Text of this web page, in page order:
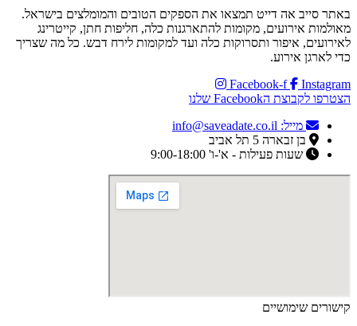
באתר סייב אה דייט תמצאו את הספקים הטובים והמומלצים בישראל.
מאולמות אירועים, מקומות להתארגנות כלה, חליפות חתן, קייטרינג
לאירועים, איפור ותסרוקות כלה ועד למקומות לירח דבש. כל מה שצריך
כדי לארגן אירוע.
Facebook-f
Instagram
הצטרפו לקבוצת הFacebook שלנו
מייל: info@saveadate.co.il
בן זבארה 5 תל אביב
שעות פעילות - א'-ו' 9:00-18:00
קישורים שימושיים